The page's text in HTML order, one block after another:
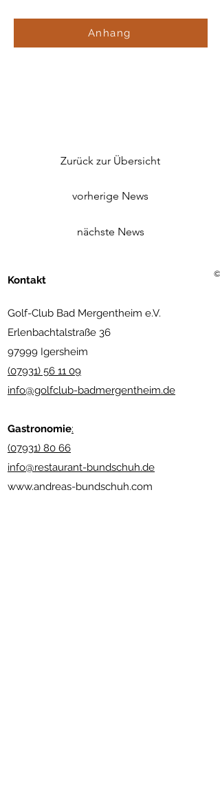
Anhang
Zurück zur Übersicht
vorherige News
nächste News
Kontakt
Golf-Club Bad Mergentheim e.V.
Erlenbachtalstraße 36
97999 Igersheim
(07931) 56 11 09
info@golfclub-badmergentheim.de
Gastronomie:
(07931) 80 66
info@restaurant-bundschuh.de
www.andreas-bundschuh.com